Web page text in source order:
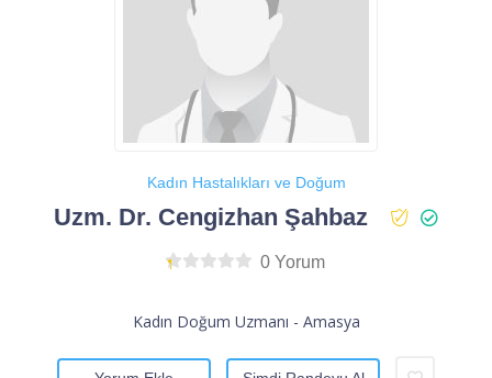
Kadın Hastalıkları ve Doğum
Uzm. Dr. Cengizhan Şahbaz
0 Yorum
Kadın Doğum Uzmanı - Amasya